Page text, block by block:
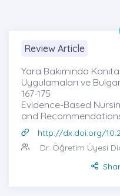
Review Article
Yara Bakımında
Uygulamaları ve
167-175
Evidence-Based
and
http://dx.doi.org/
Dr. Öğretim Üyesi